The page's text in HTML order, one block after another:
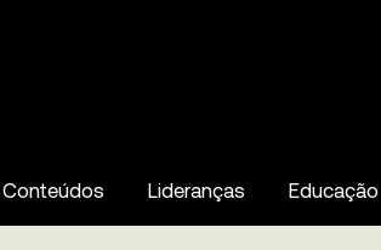
Conteúdos Lideranças Educação